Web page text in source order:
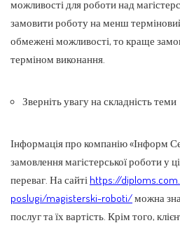
можливості для роботи над
замовити роботу на менш
обмежені можливості, то краще
терміном виконання.
Зверніть увагу на складність теми
Інформація про компанію «Інформ
замовлення магістерської роботи у
переваг. На сайті https://
poslugi/magisterski-roboti/можна
послуг та їх вартість. Крім того,